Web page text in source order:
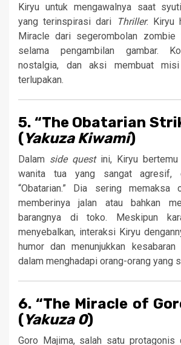
Kiryu untuk mengawalnya saat
yang terinspirasi dari
Thriller. Kiryu
Miracle dari segerombolan zombie
selama pengambilan gambar.
nostalgia, dan aksi membuat
terlupakan.
5. “The Obatarian
(Yakuza Kiwami)
Dalam side questini, Kiryu bertemu
wanita tua yang sangat agresif,
“Obatarian.” Dia sering memaksa
memberinya jalan atau bahkan
barangnya di toko. Meskipun
menyebalkan, interaksi Kiryu
humor dan menunjukkan
dalam menghadapi orang-orang yang
6. “The Miracle of
(Yakuza 0)
Goro Majima, salah satu protagonis